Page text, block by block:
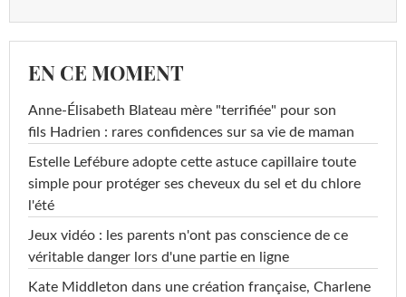
EN CE MOMENT
Anne-Élisabeth Blateau mère "terrifiée" pour son
fils Hadrien : rares confidences sur sa vie de maman
Estelle Lefébure adopte cette astuce capillaire toute
simple pour protéger ses cheveux du sel et du chlore
l'été
Jeux vidéo : les parents n'ont pas conscience de ce
véritable danger lors d'une partie en ligne
Kate Middleton dans une création française, Charlene